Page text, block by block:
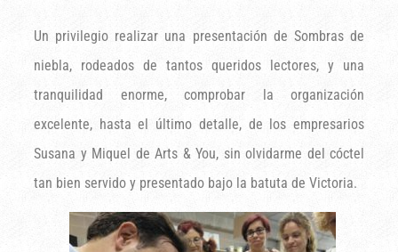
Un privilegio realizar una presentación de Sombras de
niebla, rodeados de tantos queridos lectores, y una
tranquilidad enorme, comprobar la organización
excelente, hasta el último detalle, de los empresarios
Susana y Miquel de Arts & You, sin olvidarme del cóctel
tan bien servido y presentado bajo la batuta de Victoria.